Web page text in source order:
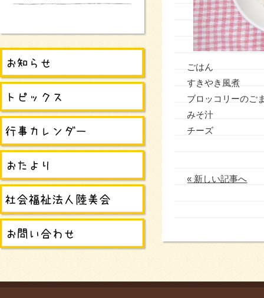
ごはん
すきやき風煮
ブロッコリーの
みそ汁
チーズ
« 新しい記事へ